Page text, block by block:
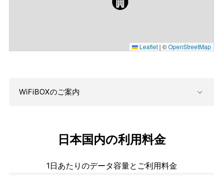
Leaflet | ©OpenStreetMap
WiFiBOXのご案内
日本国内の利用料金
1日あたりのデータ容量とご利用料金